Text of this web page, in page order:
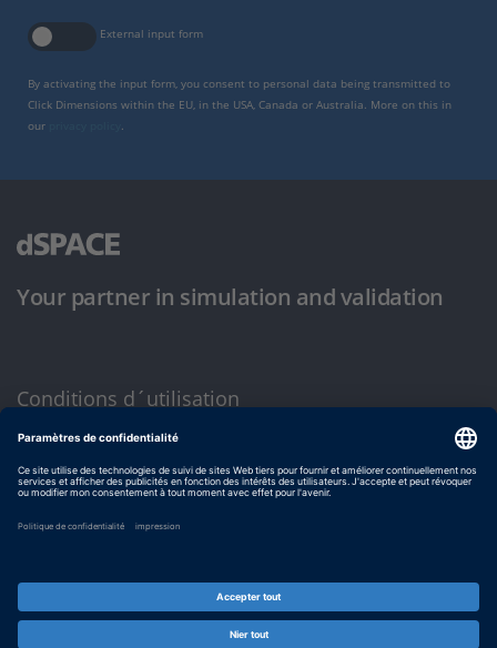
External input form
By activating the input form, you consent to personal data being transmitted to
Click Dimensions within the EU, in the USA, Canada or Australia. More on this in
our
.
Your partner in simulation and validation
Conditions d´utilisation
Politique de confidentialité
Mentions légales et conditions générales